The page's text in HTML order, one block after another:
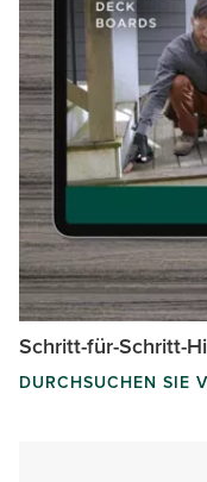
Schritt-für-Schritt-
DURCHSUCHEN SIE